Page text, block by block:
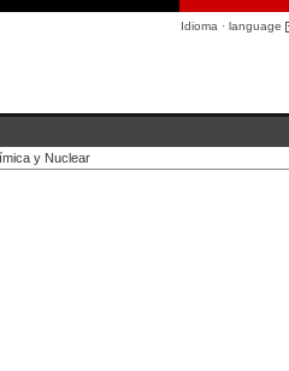
Idioma · language
y Nuclear